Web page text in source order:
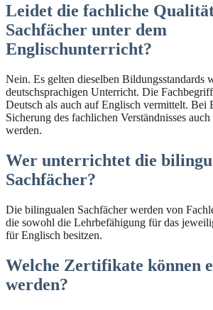
Leidet die fachliche
Sachfächer unter dem
Englischunterricht?
Nein. Es gelten dieselben Bildungsstandards
deutschsprachigen Unterricht. Die
Deutsch als auch auf Englisch vermittelt. Bei
Sicherung des fachlichen Verständnisses
werden.
Wer unterrichtet die
Sachfächer?
Die bilingualen Sachfächer werden von
die sowohl die Lehrbefähigung für das
für Englisch besitzen.
Welche Zertifikate können
werden?